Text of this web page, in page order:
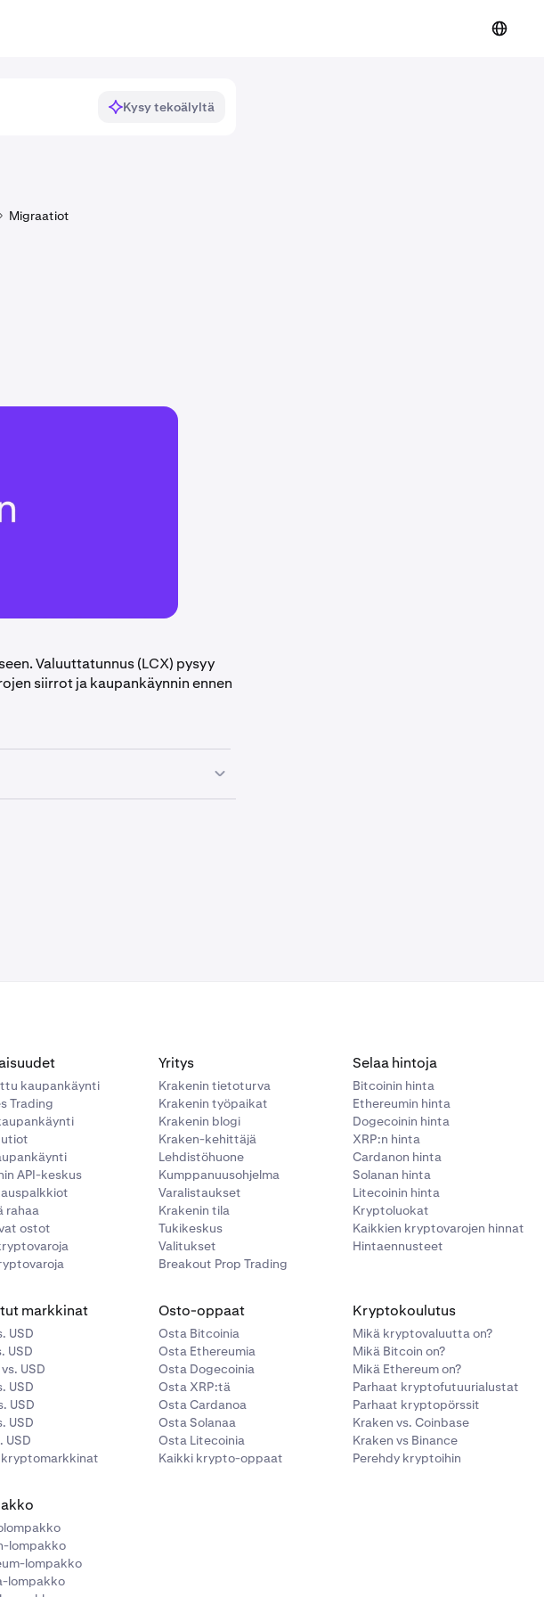
Kysy tekoälyltä
Migraatiot
Valuuttatunnus (LCX) pysyy
siirrot ja kaupankäynnin ennen
kaupankäynti
Trading
API-keskus
rahaa
ostot
Yritys
Krakenin tietoturva
Krakenin työpaikat
Krakenin blogi
Kraken-kehittäjä
Lehdistöhuone
Kumppanuusohjelma
Varalistaukset
Krakenin tila
Tukikeskus
Valitukset
Breakout Prop Trading
Selaa hintoja
Bitcoinin hinta
Ethereumin hinta
Dogecoinin hinta
XRP:n hinta
Cardanon hinta
Solanan hinta
Litecoinin hinta
Kryptoluokat
Kaikkien kryptovarojen hinnat
Hintaennusteet
markkinat
USD
USD
USD
USD
USD
USD
USD
kryptomarkkinat
Osto-oppaat
Osta Bitcoinia
Osta Ethereumia
Osta Dogecoinia
Osta XRP:tä
Osta Cardanoa
Osta Solanaa
Osta Litecoinia
Kaikki krypto-oppaat
Kryptokoulutus
Mikä kryptovaluutta on?
Mikä Bitcoin on?
Mikä Ethereum on?
Parhaat kryptofutuurialustat
Parhaat kryptopörssit
Kraken vs. Coinbase
Kraken vs Binance
Perehdy kryptoihin
lompakko
lompakko
lompakko